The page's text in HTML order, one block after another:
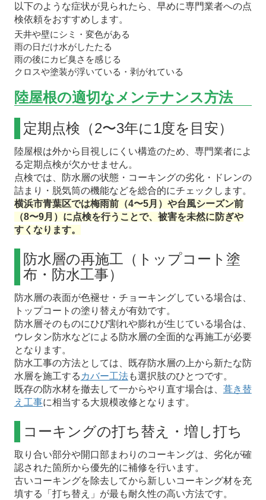
以下のような症状が見られたら、早めに専門業者への点
検依頼をおすすめします。
天井や壁にシミ・変色がある
雨の日だけ水がしたたる
雨の後にカビ臭さを感じる
クロスや塗装が浮いている・剥がれている
陸屋根の適切なメンテナンス方法
定期点検（2〜3年に1度を目安）
陸屋根は外から目視しにくい構造のため、専門業者によ
る定期点検が欠かせません。
点検では、防水層の状態・コーキングの劣化・ドレンの
詰まり・脱気筒の機能などを総合的にチェックします。
横浜市青葉区では梅雨前（4〜5月）や台風シーズン前
（8〜9月）に点検を行うことで、被害を未然に防ぎや
すくなります。
防水層の再施工（トップコート塗
布・防水工事）
防水層の表面が色褪せ・チョーキングしている場合は、
トップコートの塗り替えが有効です。
防水層そのものにひび割れや膨れが生じている場合は、
ウレタン防水などによる防水層の全面的な再施工が必要
となります。
防水工事の方法としては、既存防水層の上から新たな防
水層を施工する カバー工法も選択肢のひとつです。
既存の防水材を撤去して一からやり直す場合は、 葺き替
え工事に相当する大規模改修となります。
コーキングの打ち替え・増し打ち
取り合い部分や開口部まわりのコーキングは、劣化が確
認された箇所から優先的に補修を行います。
古いコーキングを除去してから新しいコーキング材を充
填する「打ち替え」が最も耐久性の高い方法です。